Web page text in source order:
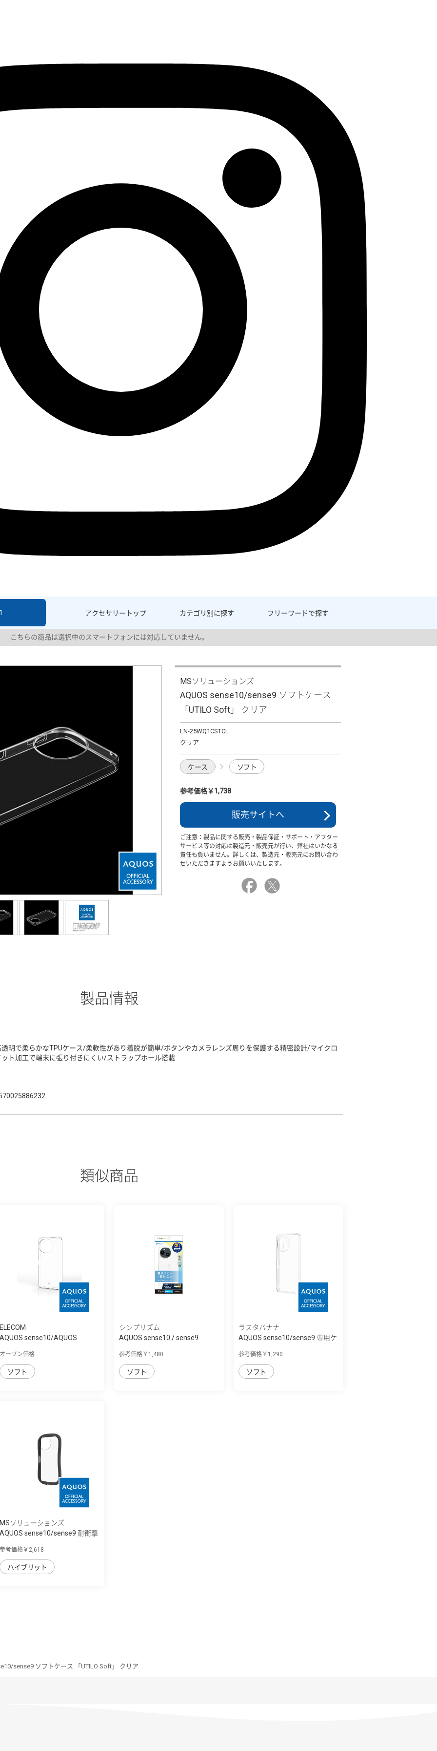
アクセサリー トップ カテゴリ別に探す フリーワードで探す
こちらの商品は選択中のスマートフォンには対応していません。
MSソリューションズ
AQUOS sense10/sense9 ソフトケース
「UTILO Soft」 クリア
LN-25WQ1CSTCL
クリア
ケース ソフト
参考価格￥1,738
販売サイトへ
ご注意：製品に関する販売・製品保証・サポート・アフター
サービス等の対応は製造元・販売元が行い、弊社はいかなる
責任も負いません。詳しくは、製造元・販売元にお問い合わ
せいただきますようお願いいたします。
製品情報
透明で柔らかなTPUケース/柔軟性があり着脱が簡単/ボタンやカメラレンズ周りを保護する精密設計/マイクロ
ット加工で端末に張り付きにくい/ストラップホール搭載
類似商品
ELECOM
AQUOS sense10/AQUOS
オープン価格
ソフト
シンプリズム
AQUOS sense10 / sense9
参考価格￥1,480
ソフト
ラスタバナナ
AQUOS sense10/sense9 専用ケ
参考価格￥1,290
ソフト
MSソリューションズ
AQUOS sense10/sense9 耐衝撃
参考価格￥2,618
ハイブリット
sense9 ソフトケース 「UTILO Soft」 クリア